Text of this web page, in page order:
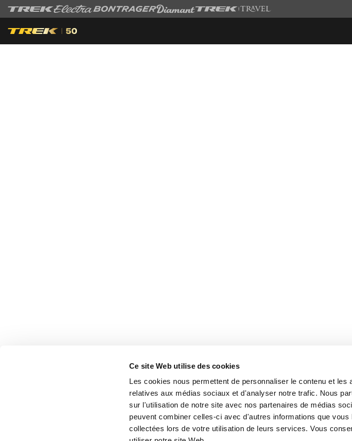
Ce site Web utilise des cookies
Les cookies nous permettent de personnaliser le contenu et les
relatives aux médias sociaux et d'analyser notre trafic. Nous
sur l'utilisation de notre site avec nos partenaires de médias
peuvent combiner celles-ci avec d'autres informations que
collectées lors de votre utilisation de leurs services. Vous